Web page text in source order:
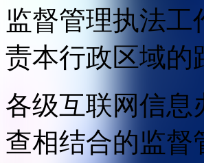
监督管理执法
责本行政区域的
各级互联网信息
查相结合的监督